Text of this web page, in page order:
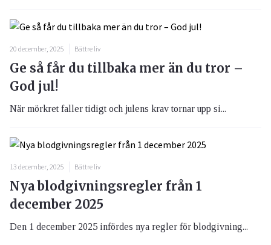
20 december, 2025 Bättre liv
Ge så får du tillbaka mer än du tror –
God jul!
När mörkret faller tidigt och julens krav tornar upp si...
13 december, 2025 Bättre liv
Nya blodgivningsregler från 1
december 2025
Den 1 december 2025 infördes nya regler för blodgivning...